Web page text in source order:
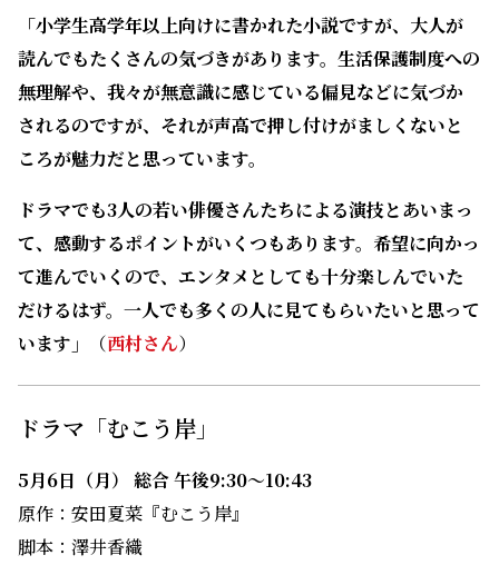
ドラマ「むこう岸」
5月6日（月） 総合 午後9:30〜10:43
原作：安田夏菜『むこう岸』
脚本：澤井香織
田義徳、酒井若菜、遠藤久美子、渋川清彦ほか
演出：吉川久岳
制作統括：齋藤圭介、西村崇、石井智久
「むこう岸」NHK番組公式サイトはこちら
（※番組の予告編も見られます）
兵庫県生まれ。コンピューター・デザイン系出版社や
編集プロダクション等を経て2008年からフリーラン